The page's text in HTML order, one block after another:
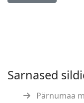
Sarnased
Pärnumaa